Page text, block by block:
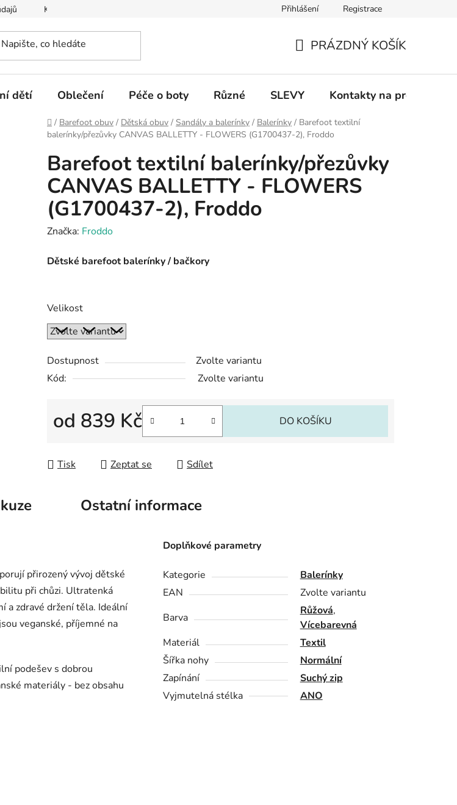
Kontakty na prodejny Informace k on-line platbám Odstoupení od
Přihlášení Registrace
KOŠÍK
PRÁZDNÝ KOŠÍK
dětí Oblečení Péče o boty Různé SLEVY Kontakty na prodejny
Domů
/ Barefoot obuv / Dětská obuv / Sandály a balerínky / Balerínky / Barefoot textilní
balerínky/přezůvky CANVAS BALLETTY - FLOWERS (G1700437-2), Froddo
Barefoot textilní balerínky/přezůvky
CANVAS BALLETTY - FLOWERS
(G1700437-2), Froddo
Značka: Froddo
Dětské barefoot balerínky / bačkory
Velikost
Dostupnost
Zvolte variantu
Kód:
Zvolte variantu
od 839 Kč DO KOŠÍKU
Tisk Zeptat se Sdílet
Ostatní informace
přirozený vývoj dětské
při chůzi. Ultratenká
a zdravé držení těla. Ideální
veganské, příjemné na
podešev s dobrou
materiály - bez obsahu
Doplňkové parametry
Kategorie
Balerínky
EAN
Zvolte variantu
Barva
Růžová,
Vícebarevná
Materiál
Textil
Šířka nohy
Normální
Zapínání
Suchý zip
Vyjmutelná stélka
ANO